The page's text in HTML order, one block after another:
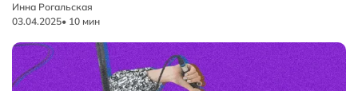
Инна Рогальская
03.04.2025• 10 мин